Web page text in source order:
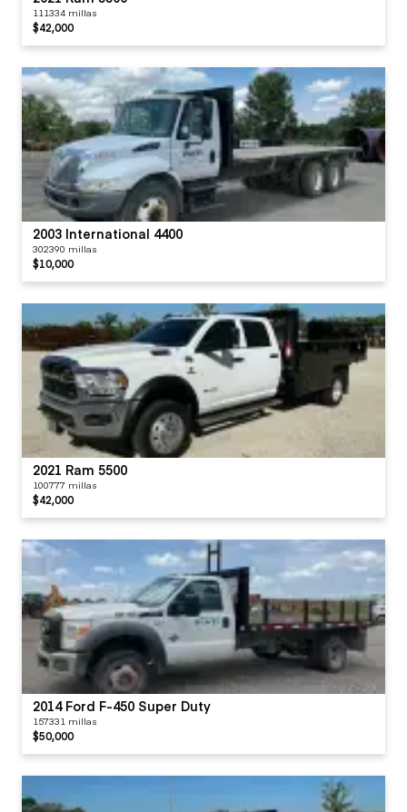
111334 millas
$42,000
2003 International 4400
302390 millas
$10,000
2021 Ram 5500
100777 millas
$42,000
2014 Ford F-450 Super Duty
157331 millas
$50,000